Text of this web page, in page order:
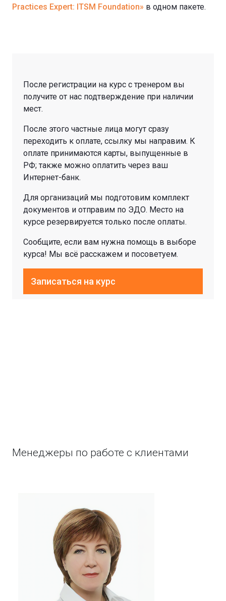
Practices Expert: ITSM Foundation» в одном пакете.
После регистрации на курс с тренером вы
получите от нас подтверждение при наличии
мест.
После этого частные лица могут сразу
переходить к оплате, ссылку мы направим. К
оплате принимаются карты, выпущенные в
РФ; также можно оплатить через ваш
Интернет-банк.
Для организаций мы подготовим комплект
документов и отправим по ЭДО. Место на
курсе резервируется только после оплаты.
Сообщите, если вам нужна помощь в выборе
курса! Мы всё расскажем и посоветуем.
Записаться на курс
Менеджеры по работе с клиентами